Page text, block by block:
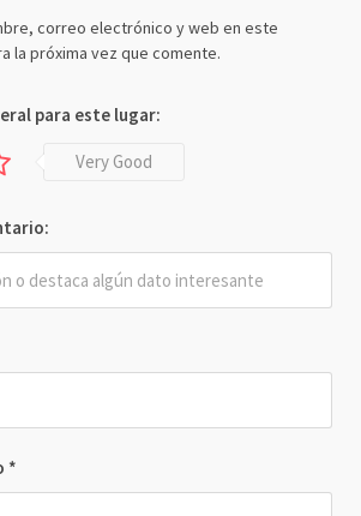
*
correo electrónico y web en este
la próxima vez que comente.
para este lugar:
Very Good